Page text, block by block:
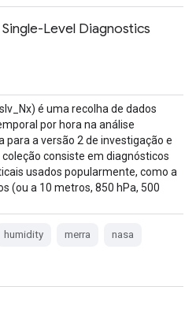
Single-Level Diagnostics
é uma recolha de dados
por hora na análise
a versão 2 de investigação e
consiste em diagnósticos
usados popularmente, como a
(ou a 10 metros, 850 hPa, 500
humidity merra nasa